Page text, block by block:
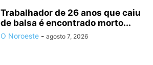
Trabalhador de 26 anos que caiu
de balsa é encontrado morto...
O Noroeste - agosto 7, 2026